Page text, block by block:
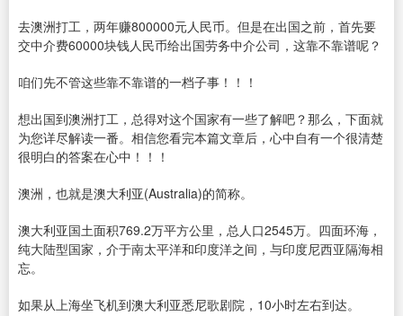
去澳洲打工，两年赚800000元人民币。但是在出国之前，首先要
交中介费60000块钱人民币给出国劳务中介公司，这靠不靠谱呢？
咱们先不管这些靠不靠谱的一档子事！！！
想出国到澳洲打工，总得对这个国家有一些了解吧？那么，下面就
为您详尽解读一番。相信您看完本篇文章后，心中自有一个很清楚
很明白的答案在心中！！！
澳洲，也就是澳大利亚(Australia)的简称。
澳大利亚国土面积769.2万平方公里，总人口2545万。四面环海，
纯大陆型国家，介于南太平洋和印度洋之间，与印度尼西亚隔海相
忘。
如果从上海坐飞机到澳大利亚悉尼歌剧院，10小时左右到达。